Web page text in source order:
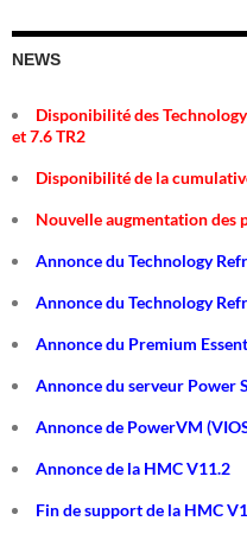
NEWS
Disponibilité des
et 7.6 TR2
Disponibilité de la
Nouvelle augmentation des
Annonce du Technology
Annonce du Technology
Annonce du Premium
Annonce du serveur Power
Annonce de PowerVM
Annonce de la HMC V11.2
Fin de support de la HMC